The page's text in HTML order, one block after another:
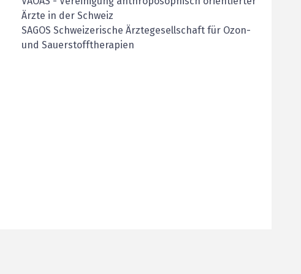
Ärzte in der Schweiz
SAGOS Schweizerische Ärztegesellschaft für Ozon-
und Sauerstofftherapien